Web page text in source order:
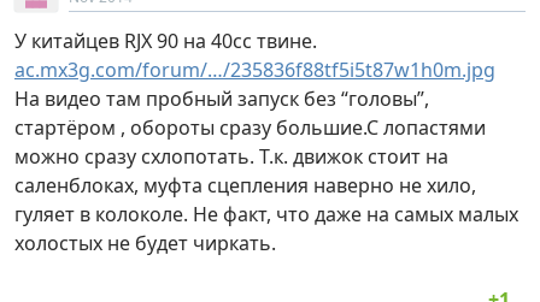
У китайцев RJX 90 на 40сс твине.
ac.mx3g.com/forum/…/235836f88tf5i5t87w1h0m.jpg
На видео там пробный запуск без “головы”,
стартёром , обороты сразу большие.С лопастями
можно сразу схлопотать. Т.к. движок стоит на
саленблоках, муфта сцепления наверно не хило,
гуляет в колоколе. Не факт, что даже на самых малых
холостых не будет чиркать.